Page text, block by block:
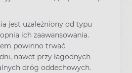
jest uzależniony od typu
ich zaawansowania.
powinno trwać
nawet przy łagodnych
dróg oddechowych.